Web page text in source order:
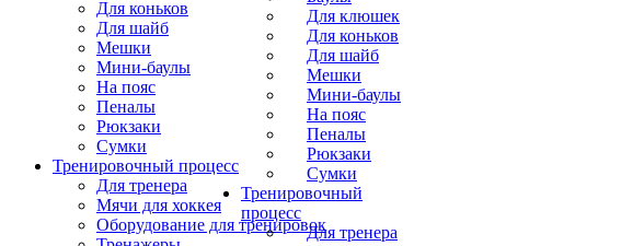
Для клюшек
Для коньков
Для шайб
Мешки
Мини-баулы
На пояс
Пеналы
Рюкзаки
Сумки
Тренировочный
процесс
Для тренера
Для коньков
Для шайб
Мешки
Мини-баулы
На пояс
Пеналы
Рюкзаки
Сумки
Тренировочный процесс
Для тренера
Мячи для хоккея
Оборудование для тренировок